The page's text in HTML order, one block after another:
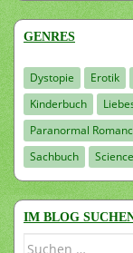
GENRES
Dystopie Erotik
Kinderbuch
Paranormal
Sachbuch
IM BLOG
Suchen